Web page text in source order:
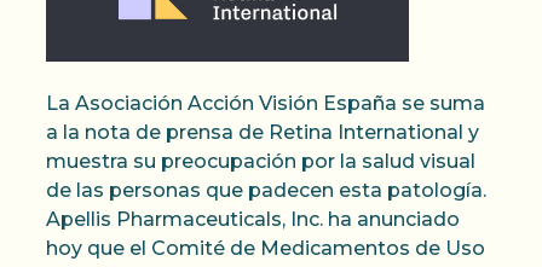
La Asociación Acción Visión España se suma
a la nota de prensa de Retina International y
muestra su preocupación por la salud visual
de las personas que padecen esta patología.
Apellis Pharmaceuticals, Inc. ha anunciado
hoy que el Comité de Medicamentos de Uso